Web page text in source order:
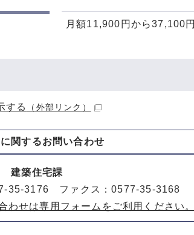
月額11,900円から37,100円
する （外部リンク）
関するお問い合わせ
建築住宅課
35-3176 ファクス：0577-35-3168
わせは専用フォームをご利用ください。